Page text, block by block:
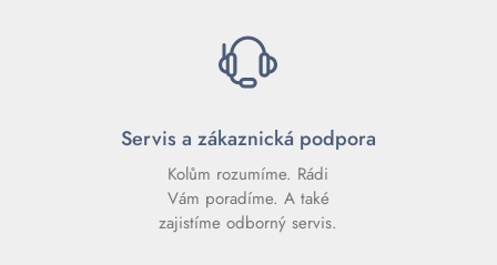
Servis a zákaznická podpora
Kolům rozumíme. Rádi
Vám poradíme. A také
zajistíme odborný servis.